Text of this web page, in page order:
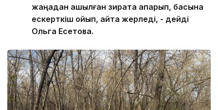
жаңадан ашылған зиратқа апарып, басына
ескерткіш қойып, қайта жерледі, - дейді
Ольга Есетова.